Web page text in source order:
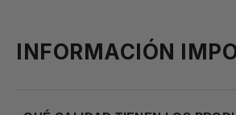
INFORMACIÓN